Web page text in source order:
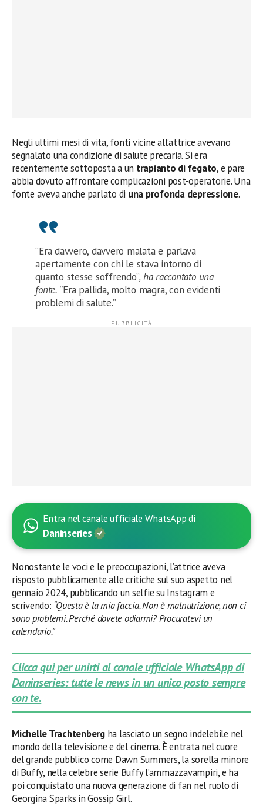
Negli ultimi mesi di vita, fonti vicine all’attrice avevano
segnalato una condizione di salute precaria. Si era
recentemente sottoposta a un trapianto di fegato, e pare
abbia dovuto affrontare complicazioni post-operatorie. Una
fonte aveva anche parlato di una profonda depressione.
“Era davvero, davvero malata e parlava
apertamente con chi le stava intorno di
quanto stesse soffrendo”, ha raccontato una
fonte. “Era pallida, molto magra, con evidenti
problemi di salute.”
Entra nel canale ufficiale WhatsApp di
Daninseries
Nonostante le voci e le preoccupazioni, l’attrice aveva
risposto pubblicamente alle critiche sul suo aspetto nel
gennaio 2024, pubblicando un selfie su Instagram e
scrivendo: “Questa è la mia faccia. Non è malnutrizione, non ci
sono problemi. Perché dovete odiarmi? Procuratevi un
calendario.”
Clicca qui per unirti al canale ufficiale WhatsApp di
Daninseries: tutte le news in un unico posto sempre
con te.
Michelle Trachtenbergha lasciato un segno indelebile nel
mondo della televisione e del cinema. È entrata nel cuore
del grande pubblico come Dawn Summers, la sorella minore
di Buffy, nella celebre serie Buffy l’ammazzavampiri, e ha
poi conquistato una nuova generazione di fan nel ruolo di
Georgina Sparks in Gossip Girl.